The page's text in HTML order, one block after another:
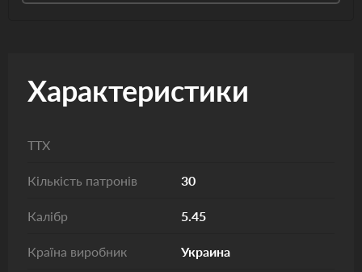
Характеристики
ТТХ
Кількість патронів 30
Калібр 5.45
Країна виробник Украина